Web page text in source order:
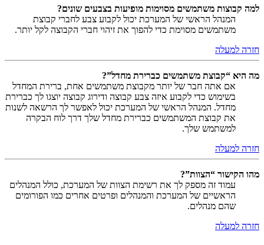
למה קבוצות משתמשים מסוימות מופיעות בצבעים שונים?
המנהל הראשי של המערכת יכול לקבוע צבע לחברי קבוצת
משתמשים מסוימת כדי להפוך את זיהוי חברי הקבוצה לקל יותר.
חזרה למעלה
מה היא “קבוצת משתמשים כברירת מחדל”?
אם אתה חבר של יותר מקבוצת משתמשים אחת, ברירת המחדל
בשימוש כדי לקבוע איזה צבע קבוצה ודירוג קבוצה יוצגו לך כברירת
מחדל. המנהל הראשי של המערכת יכול לאפשר לך הרשאה לשנות
את קבוצת המשתמשים כברירת מחדל שלך דרך לוח הבקרה
למשתמש שלך.
חזרה למעלה
מהו הקישור “הצוות”?
עמוד זה מספק לך את רשימת הצוות של המערכת, כולל המנהלים
הראשיים של המערכת והמנהלים ופרטים אחרים כמו הפורומים
שהם מנהלים.
חזרה למעלה